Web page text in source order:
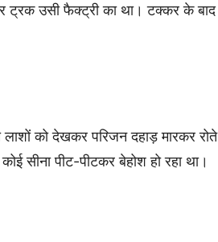
ट्रक उसी फैक्ट्री का था। टक्कर के बाद
को देखकर परिजन दहाड़ मारकर रोते
सीना पीट-पीटकर बेहोश हो रहा था।